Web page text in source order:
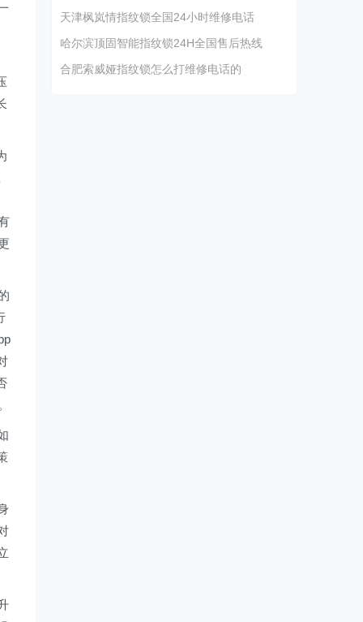
天津枫岚情指纹锁全国24小时维修电话
哈尔滨顶固智能指纹锁24H全国售后热线
合肥索威娅指纹锁怎么打维修电话的